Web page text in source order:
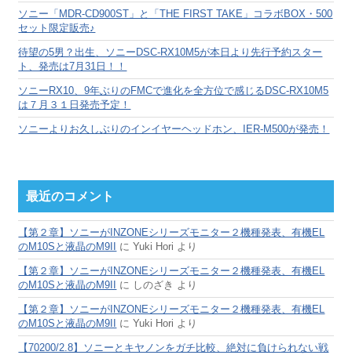
ソニー「MDR-CD900ST」と「THE FIRST TAKE」コラボBOX・500
セット限定販売♪
待望の5男？出生、ソニーDSC-RX10M5が本日より先行予約スター
ト、発売は7月31日！！
ソニーRX10、9年ぶりのFMCで進化を全方位で感じるDSC-RX10M5
は７月３１日発売予定！
ソニーよりお久しぶりのインイヤーヘッドホン、IER-M500が発売！
最近のコメント
【第２章】ソニーがINZONEシリーズモニター２機種発表、有機EL
のM10Sと液晶のM9II
にYuki Hori より
【第２章】ソニーがINZONEシリーズモニター２機種発表、有機EL
のM10Sと液晶のM9II
に しのざき より
【第２章】ソニーがINZONEシリーズモニター２機種発表、有機EL
のM10Sと液晶のM9II
にYuki Hori より
【70200/2.8】ソニーとキヤノンをガチ比較、絶対に負けられない戦